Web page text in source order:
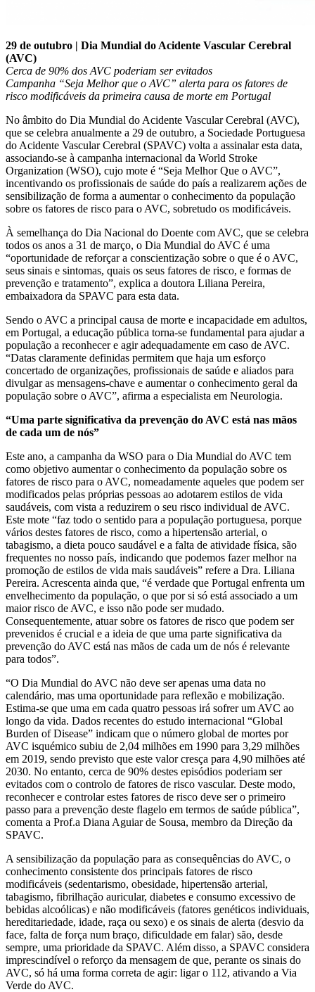
29 de outubro | Dia Mundial do Acidente Vascular Cerebral
(AVC)
Cerca de 90% dos AVC poderiam ser evitados
Campanha “Seja Melhor que o AVC” alerta para os fatores de
risco modificáveis da primeira causa de morte em Portugal
No âmbito do Dia Mundial do Acidente Vascular Cerebral (AVC),
que se celebra anualmente a 29 de outubro, a Sociedade Portuguesa
do Acidente Vascular Cerebral (SPAVC) volta a assinalar esta data,
associando-se à campanha internacional da World Stroke
Organization (WSO), cujo mote é “Seja Melhor Que o AVC”,
incentivando os profissionais de saúde do país a realizarem ações de
sensibilização de forma a aumentar o conhecimento da população
sobre os fatores de risco para o AVC, sobretudo os modificáveis.
À semelhança do Dia Nacional do Doente com AVC, que se celebra
todos os anos a 31 de março, o Dia Mundial do AVC é uma
“oportunidade de reforçar a conscientização sobre o que é o AVC,
seus sinais e sintomas, quais os seus fatores de risco, e formas de
prevenção e tratamento”, explica a doutora Liliana Pereira,
embaixadora da SPAVC para esta data.
Sendo o AVC a principal causa de morte e incapacidade em adultos,
em Portugal, a educação pública torna-se fundamental para ajudar a
população a reconhecer e agir adequadamente em caso de AVC.
“Datas claramente definidas permitem que haja um esforço
concertado de organizações, profissionais de saúde e aliados para
divulgar as mensagens-chave e aumentar o conhecimento geral da
população sobre o AVC”, afirma a especialista em Neurologia.
“Uma parte significativa da prevenção do AVC está nas mãos
de cada um de nós”
Este ano, a campanha da WSO para o Dia Mundial do AVC tem
como objetivo aumentar o conhecimento da população sobre os
fatores de risco para o AVC, nomeadamente aqueles que podem ser
modificados pelas próprias pessoas ao adotarem estilos de vida
saudáveis, com vista a reduzirem o seu risco individual de AVC.
Este mote “faz todo o sentido para a população portuguesa, porque
vários destes fatores de risco, como a hipertensão arterial, o
tabagismo, a dieta pouco saudável e a falta de atividade física, são
frequentes no nosso país, indicando que podemos fazer melhor na
promoção de estilos de vida mais saudáveis” refere a Dra. Liliana
Pereira. Acrescenta ainda que, “é verdade que Portugal enfrenta um
envelhecimento da população, o que por si só está associado a um
maior risco de AVC, e isso não pode ser mudado.
Consequentemente, atuar sobre os fatores de risco que podem ser
prevenidos é crucial e a ideia de que uma parte significativa da
prevenção do AVC está nas mãos de cada um de nós é relevante
para todos”.
“O Dia Mundial do AVC não deve ser apenas uma data no
calendário, mas uma oportunidade para reflexão e mobilização.
Estima-se que uma em cada quatro pessoas irá sofrer um AVC ao
longo da vida. Dados recentes do estudo internacional “Global
Burden of Disease” indicam que o número global de mortes por
AVC isquémico subiu de 2,04 milhões em 1990 para 3,29 milhões
em 2019, sendo previsto que este valor cresça para 4,90 milhões até
2030. No entanto, cerca de 90% destes episódios poderiam ser
evitados com o controlo de fatores de risco vascular. Deste modo,
reconhecer e controlar estes fatores de risco deve ser o primeiro
passo para a prevenção deste flagelo em termos de saúde pública”,
comenta a Prof.a Diana Aguiar de Sousa, membro da Direção da
SPAVC.
A sensibilização da população para as consequências do AVC, o
conhecimento consistente dos principais fatores de risco
modificáveis (sedentarismo, obesidade, hipertensão arterial,
tabagismo, fibrilhação auricular, diabetes e consumo excessivo de
bebidas alcoólicas) e não modificáveis (fatores genéticos individuais,
hereditariedade, idade, raça ou sexo) e os sinais de alerta (desvio da
face, falta de força num braço, dificuldade em falar) são, desde
sempre, uma prioridade da SPAVC. Além disso, a SPAVC considera
imprescindível o reforço da mensagem de que, perante os sinais do
AVC, só há uma forma correta de agir: ligar o 112, ativando a Via
Verde do AVC.